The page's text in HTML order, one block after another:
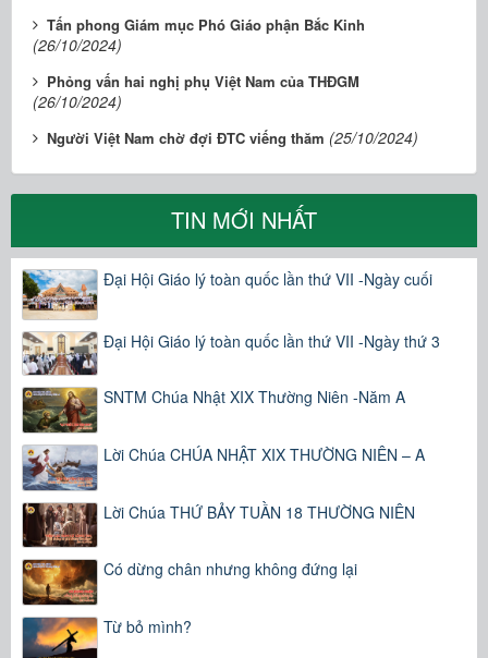
Tấn phong Giám mục Phó Giáo phận Bắc Kinh
(26/10/2024)
Phỏng vấn hai nghị phụ Việt Nam của THĐGM
(26/10/2024)
Người Việt Nam chờ đợi ĐTC viếng thăm (25/10/2024)
TIN MỚI NHẤT
Đại Hội Giáo lý toàn quốc lần thứ VII -Ngày cuối
Đại Hội Giáo lý toàn quốc lần thứ VII -Ngày thứ 3
SNTM Chúa Nhật XIX Thường Niên -Năm A
Lời Chúa CHÚA NHẬT XIX THƯỜNG NIÊN – A
Lời Chúa THỨ BẢY TUẦN 18 THƯỜNG NIÊN
Có dừng chân nhưng không đứng lại
Từ bỏ mình?